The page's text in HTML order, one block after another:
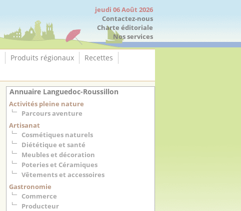
jeudi 06 Août 2026
Contactez-nous
Charte éditoriale
Nos services
Produits régionaux
Recettes
Annuaire Languedoc-Roussillon
Activités pleine nature
Parcours aventure
Artisanat
Cosmétiques naturels
Diététique et santé
Meubles et décoration
Poteries et Céramiques
Vêtements et accessoires
Gastronomie
Commerce
Producteur